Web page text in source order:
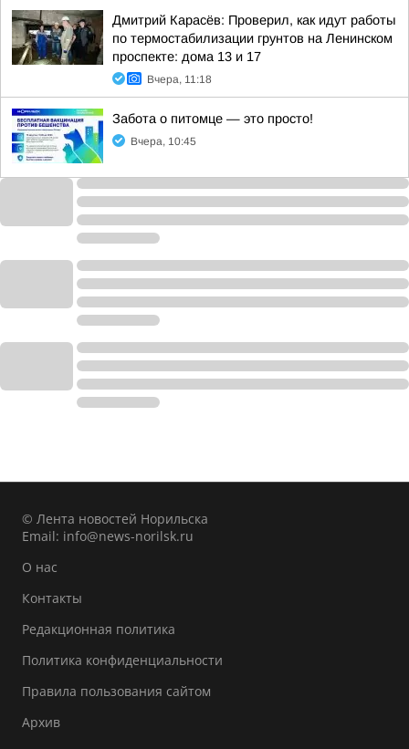
Дмитрий Карасёв: Проверил, как идут работы
по термостабилизации грунтов на Ленинском
проспекте: дома 13 и 17
Вчера, 11:18
Забота о питомце — это просто!
Вчера, 10:45
© Лента новостей Норильска
Email: info@news-norilsk.ru
О нас
Контакты
Редакционная политика
Политика конфиденциальности
Правила пользования сайтом
Архив